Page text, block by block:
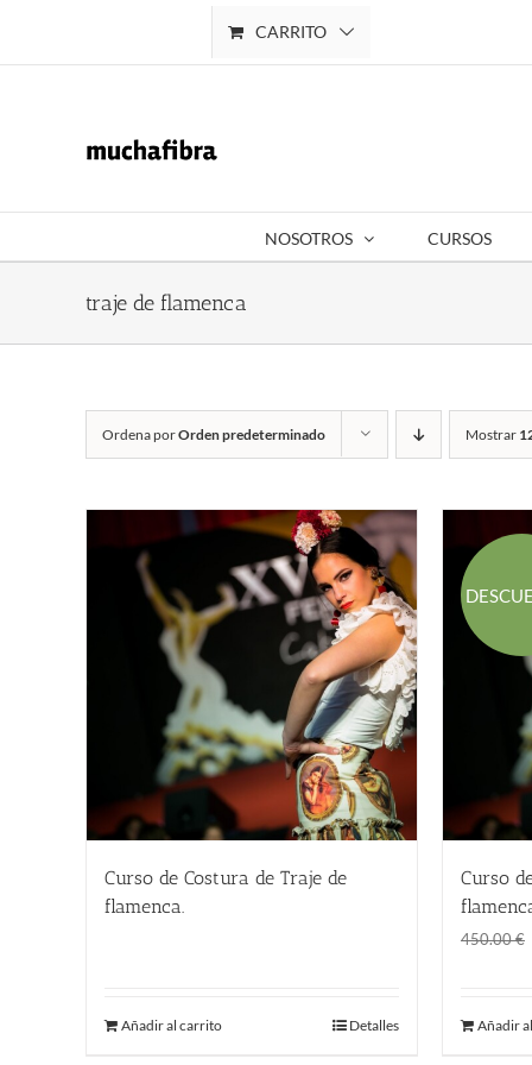
CARRITO
NOSOTROS CURSOS
traje de flamenca
Ordena porOrden predeterminado Mostrar
Curso de Costura de Traje de
flamenca.
Añadir al carrito Detalles
Curso
450.00€
Añadir